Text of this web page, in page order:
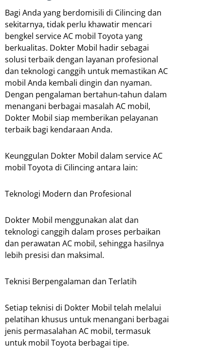
Bagi Anda yang berdomisili di Cilincing dan
sekitarnya, tidak perlu khawatir mencari
bengkel service AC mobil Toyota yang
berkualitas. Dokter Mobil hadir sebagai
solusi terbaik dengan layanan profesional
dan teknologi canggih untuk memastikan AC
mobil Anda kembali dingin dan nyaman.
Dengan pengalaman bertahun-tahun dalam
menangani berbagai masalah AC mobil,
Dokter Mobil siap memberikan pelayanan
terbaik bagi kendaraan Anda.
Keunggulan Dokter Mobil dalam service AC
mobil Toyota di Cilincing antara lain:
Teknologi Modern dan Profesional
Dokter Mobil menggunakan alat dan
teknologi canggih dalam proses perbaikan
dan perawatan AC mobil, sehingga hasilnya
lebih presisi dan maksimal.
Teknisi Berpengalaman dan Terlatih
Setiap teknisi di Dokter Mobil telah melalui
pelatihan khusus untuk menangani berbagai
jenis permasalahan AC mobil, termasuk
untuk mobil Toyota berbagai tipe.